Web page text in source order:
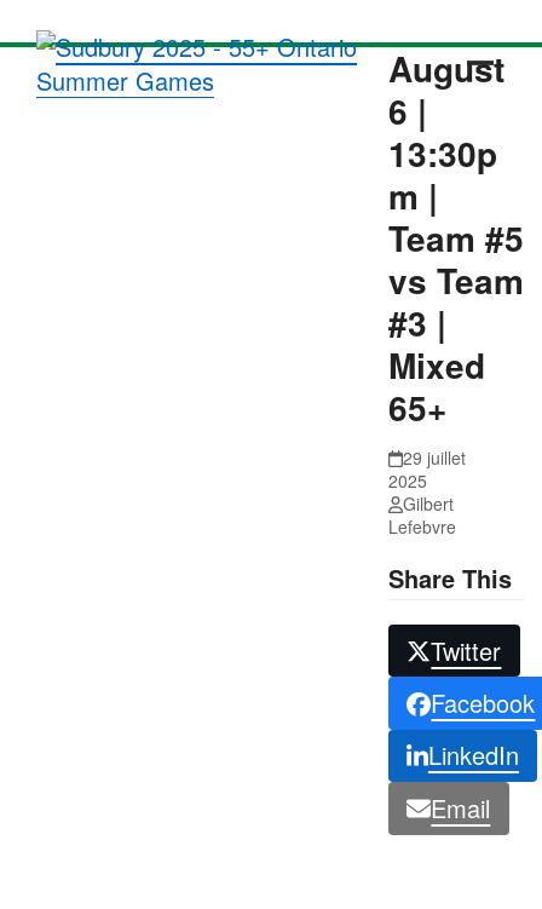
to
content
Open
menu
Close
menu
August
6 |
13:30p
m |
Team #5
vs Team
#3 |
Mixed
65+
29 juillet
2025
Gilbert
Lefebvre
Share This
Twitter
Facebook
LinkedIn
Email